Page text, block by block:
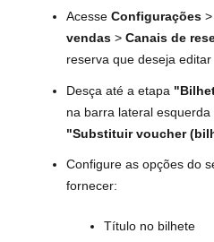
Acesse Configurações >
vendas > Canais de
reserva que deseja editar
Desça até a etapa
na barra lateral esquerda
"Substituir voucher
Configure as opções do
fornecer:
Título no bilhete